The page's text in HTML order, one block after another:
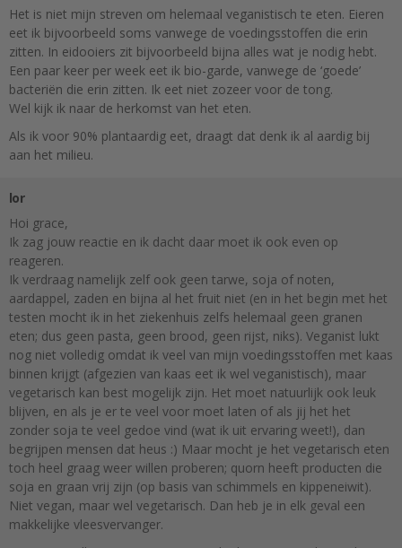
Het is niet mijn streven om helemaal veganistisch te eten. Eieren
eet ik bijvoorbeeld soms vanwege de voedingsstoffen die erin
zitten. In eidooiers zit bijvoorbeeld bijna alles wat je nodig hebt.
Een paar keer per week eet ik bio-garde, vanwege de ‘goede’
bacteriën die erin zitten. Ik eet niet zozeer voor de tong.
Wel kijk ik naar de herkomst van het eten.
Als ik voor 90% plantaardig eet, draagt dat denk ik al aardig bij
aan het milieu.
lor
Hoi grace,
Ik zag jouw reactie en ik dacht daar moet ik ook even op
reageren.
Ik verdraag namelijk zelf ook geen tarwe, soja of noten,
aardappel, zaden en bijna al het fruit niet (en in het begin met het
testen mocht ik in het ziekenhuis zelfs helemaal geen granen
eten; dus geen pasta, geen brood, geen rijst, niks). Veganist lukt
nog niet volledig omdat ik veel van mijn voedingsstoffen met kaas
binnen krijgt (afgezien van kaas eet ik wel veganistisch), maar
vegetarisch kan best mogelijk zijn. Het moet natuurlijk ook leuk
blijven, en als je er te veel voor moet laten of als jij het het
zonder soja te veel gedoe vind (wat ik uit ervaring weet!), dan
begrijpen mensen dat heus :) Maar mocht je het vegetarisch eten
toch heel graag weer willen proberen; quorn heeft producten die
soja en graan vrij zijn (op basis van schimmels en kippeneiwit).
Niet vegan, maar wel vegetarisch. Dan heb je in elk geval een
makkelijke vleesvervanger.